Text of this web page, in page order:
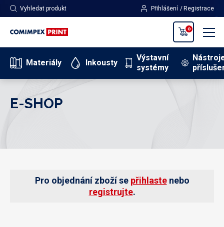
Vyhledat produkt Přihlášení Registrace
0
Materiály Inkousty
Výstavní
systémy
E-SHOP
Pro objednání zboží se přihlastenebo
registrujte.